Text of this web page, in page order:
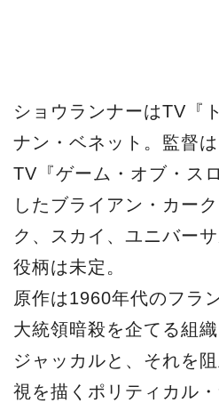
ショウランナーはTV『
ナン・ベネット。監督
TV『ゲーム・オブ・ス
したブライアン・カー
ク、スカイ、ユニバー
役柄は未定。
原作は1960年代のフラ
大統領暗殺を企てる組
ジャッカルと、それを
視を描くポリティカル